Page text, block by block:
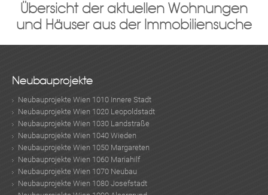
Übersicht der aktuellen Wohnungen
und Häuser aus der Immobiliensuche
Neubauprojekte
Neubauprojekte Wien 1010 Innere Stadt
Neubauprojekte Wien 1020 Leopoldstadt
Neubauprojekte Wien 1030 Landstraße
Neubauprojekte Wien 1040 Wieden
Neubauprojekte Wien 1050 Margareten
Neubauprojekte Wien 1060 Mariahilf
Neubauprojekte Wien 1070 Neubau
Neubauprojekte Wien 1080 Josefstadt